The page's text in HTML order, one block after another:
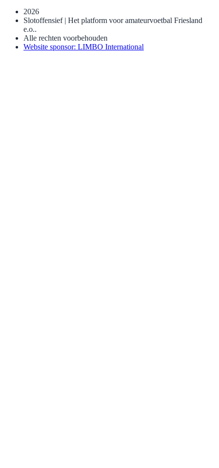
2026
Slotoffensief | Het platform voor amateurvoetbal Friesland
e.o..
Alle rechten voorbehouden
Website sponsor: LIMBO International